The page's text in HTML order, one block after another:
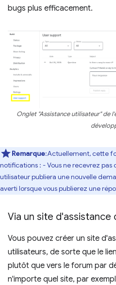
bugs plus efficacement.
Onglet "Assistance utilisateur" de
Remarque:Actuellement, cette
notifications : - Vous ne recevrez
utilisateur publiera une nouvelle
averti lorsque vous publierez une
Via un site d'assistance
Vous pouvez créer un site
utilisateurs, de sorte que le
plutôt que vers le forum par
n'importe quel site, par